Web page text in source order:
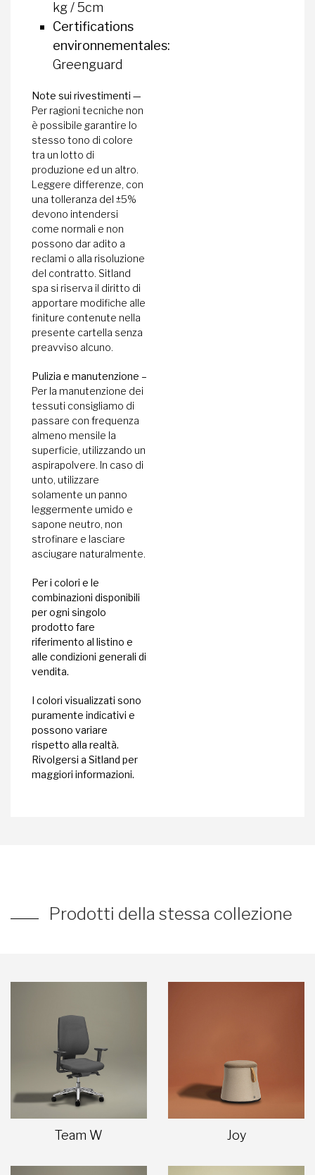
kg / 5cm
Certifications
environnementales:
Greenguard
Note sui rivestimenti —
Per ragioni tecniche non
è possibile garantire lo
stesso tono di colore
tra un lotto di
produzione ed un altro.
Leggere differenze, con
una tolleranza del ±5%
devono intendersi
come normali e non
possono dar adito a
reclami o alla risoluzione
del contratto. Sitland
spa si riserva il diritto di
apportare modifiche alle
finiture contenute nella
presente cartella senza
preavviso alcuno.
Pulizia e manutenzione –
Per la manutenzione dei
tessuti consigliamo di
passare con frequenza
almeno mensile la
superficie, utilizzando un
aspirapolvere. In caso di
unto, utilizzare
solamente un panno
leggermente umido e
sapone neutro, non
strofinare e lasciare
asciugare naturalmente.
Per i colori e le
combinazioni disponibili
per ogni singolo
prodotto fare
riferimento al listino e
alle condizioni generali di
vendita.
I colori visualizzati sono
puramente indicativi e
possono variare
rispetto alla realtà.
Rivolgersi a Sitland per
maggiori informazioni.
Prodotti della stessa collezione
Team W Joy